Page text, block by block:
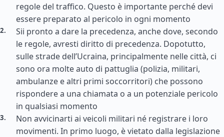
regole del traffico. Questo è importante perché devi
essere preparato al pericolo in ogni momento
Sii pronto a dare la precedenza, anche dove, secondo
le regole, avresti diritto di precedenza. Dopotutto,
sulle strade dell’Ucraina, principalmente nelle città, ci
sono ora molte auto di pattuglia (polizia, militari,
ambulanze e altri primi soccorritori) che possono
rispondere a una chiamata o a un potenziale pericolo
in qualsiasi momento
Non avvicinarti ai veicoli militari né registrare i loro
movimenti. In primo luogo, è vietato dalla legislazione